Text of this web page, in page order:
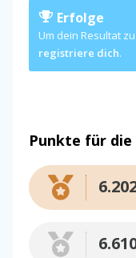
Erfolge
Um dein Resultat
registriere dich.
Punkte für die